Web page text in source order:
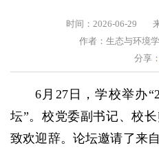
时间：2026-06-29
作者：生态与环境
分享：
6月27日，学校举办
坛”。校党委副书记、校
致欢迎辞。论坛邀请了来